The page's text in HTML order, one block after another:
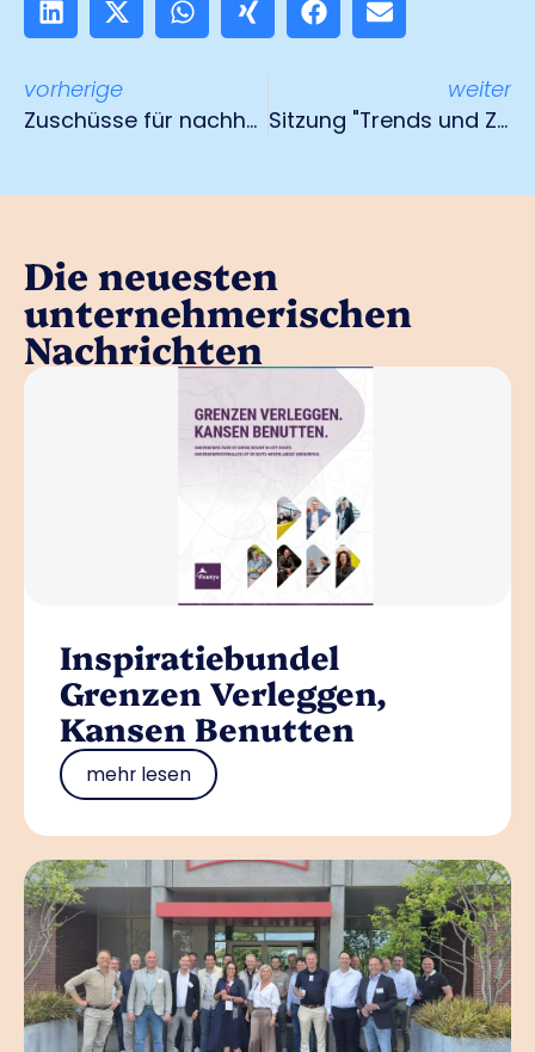
vorherige
Zuschüsse für nachhaltige Logistik
weiter
Sitzung "Trends und Zukunft": 17. Dezember 2024
Die neuesten
unternehmerischen
Nachrichten
Inspiratiebundel
Grenzen Verleggen,
Kansen Benutten
mehr lesen